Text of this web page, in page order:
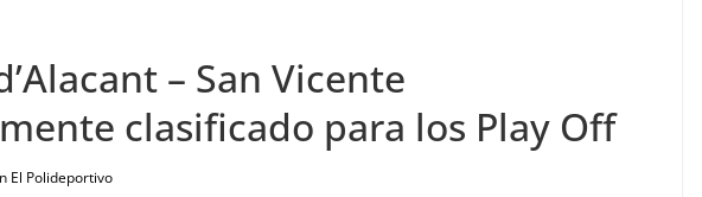
– San Vicente
clasificado para los Play Off
El Polideportivo